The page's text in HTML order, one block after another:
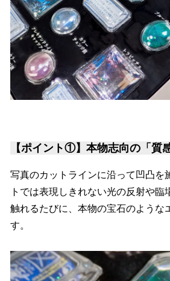
【ポイント①】 本物志向の「質
写真のカットラインに沿って凹凸を
トでは表現しきれない光の反射や臨
触れるたびに、本物の宝石のような
す。